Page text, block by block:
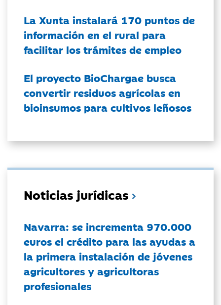
La Xunta instalará 170 puntos de
información en el rural para
facilitar los trámites de empleo
El proyecto BioChargae busca
convertir residuos agrícolas en
bioinsumos para cultivos leñosos
Noticias jurídicas
Navarra: se incrementa 970.000
euros el crédito para las ayudas a
la primera instalación de jóvenes
agricultores y agricultoras
profesionales